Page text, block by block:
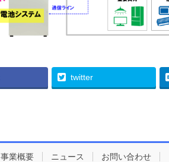
twitter
事業概要 ニュース お問い合わせ